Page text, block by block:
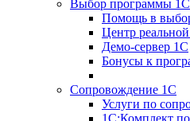
Выбор программы 1С
Помощь в
Центр
Демо-сервер 1С
Бонусы к
Сопровождение 1С
Услуги по